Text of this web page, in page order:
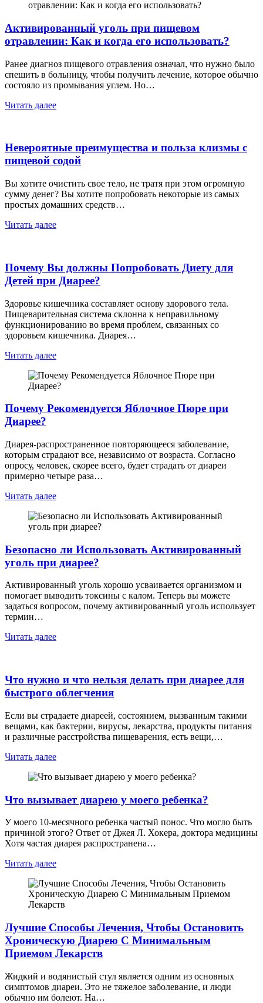
Активированный уголь при пищевом
отравлении: Как и когда его использовать?
Ранее диагноз пищевого отравления означал, что нужно было
спешить в больницу, чтобы получить лечение, которое обычно
состояло из промывания углем. Но…
Читать далее
Невероятные преимущества и польза клизмы с
пищевой содой
Вы хотите очистить свое тело, не тратя при этом огромную
сумму денег? Вы хотите попробовать некоторые из самых
простых домашних средств…
Читать далее
Почему Вы должны Попробовать Диету для
Детей при Диарее?
Здоровье кишечника составляет основу здорового тела.
Пищеварительная система склонна к неправильному
функционированию во время проблем, связанных со
здоровьем кишечника. Диарея…
Читать далее
Почему Рекомендуется Яблочное Пюре при
Диарее?
Диарея-распространенное повторяющееся заболевание,
которым страдают все, независимо от возраста. Согласно
опросу, человек, скорее всего, будет страдать от диареи
примерно четыре раза…
Читать далее
Безопасно ли Использовать Активированный
уголь при диарее?
Активированный уголь хорошо усваивается организмом и
помогает выводить токсины с калом. Теперь вы можете
задаться вопросом, почему активированный уголь использует
термин…
Читать далее
Что нужно и что нельзя делать при диарее для
быстрого облегчения
Если вы страдаете диареей, состоянием, вызванным такими
вещами, как бактерии, вирусы, лекарства, продукты питания
и различные расстройства пищеварения, есть вещи,…
Читать далее
Что вызывает диарею у моего ребенка?
У моего 10-месячного ребенка частый понос. Что могло быть
причиной этого? Ответ от Джея Л. Хокера, доктора медицины
Хотя частая диарея распространена…
Читать далее
Лучшие Способы Лечения, Чтобы Остановить
Хроническую Диарею С Минимальным
Приемом Лекарств
Жидкий и водянистый стул является одним из основных
симптомов диареи. Это не тяжелое заболевание, и люди
обычно им болеют. На…